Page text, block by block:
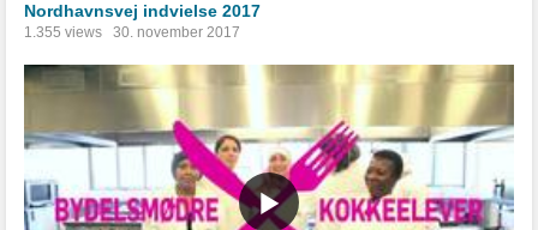
Nordhavnsvej indvielse 2017
1.355 views 30. november 2017